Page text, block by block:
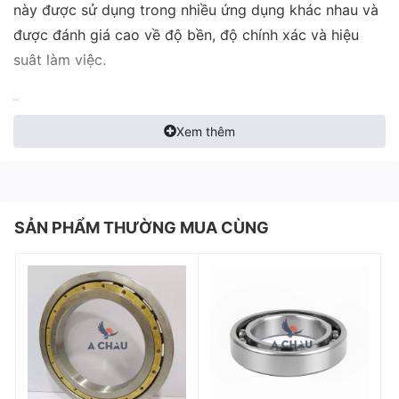
này được sử dụng trong nhiều ứng dụng khác nhau và
được đánh giá cao về độ bền, độ chính xác và hiệu
suât làm việc.
Thông số kỹ thuật
Part number: 55170060
Vòng bi thay thế cho đầu nén (air end) cấp độ đại tu.
Đặc điểm của vòng bi
Chất liệu: Được làm từ thép hợp kim chất lượng cao,
có khả năng chịu được áp lực lớn, chống ăn mòn và độ
bền cao.
Xem thêm
SẢN PHẨM THƯỜNG MUA CÙNG